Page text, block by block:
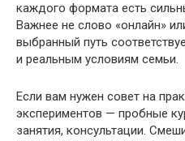
каждого формата есть
Важнее не слово «онлайн»
выбранный путь
и реальным условиям семьи.
Если вам нужен совет на
экспериментов — пробные
занятия, консультации.